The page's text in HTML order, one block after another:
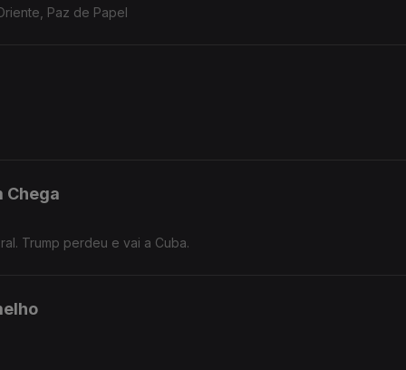
Paz de Papel
Chega
Trump perdeu e vai a Cuba.